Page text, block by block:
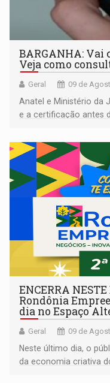
BARGANHA: Vai
Veja como
Geral 09 de
Anatel e Ministério da
e a certificação antes
ENCERRA
Rondônia
dia no Espaço
Geral 09 de
Neste último dia, o
da economia criativa